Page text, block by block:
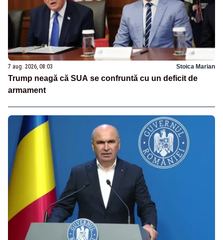
7 aug. 2026, 08:03 Stoica Marian
Trump neagă că SUA se confruntă cu un deficit de
armament